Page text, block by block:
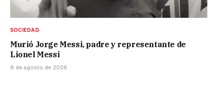
SOCIEDAD
Murió Jorge Messi, padre y representante de
Lionel Messi
8 de agosto de 2026